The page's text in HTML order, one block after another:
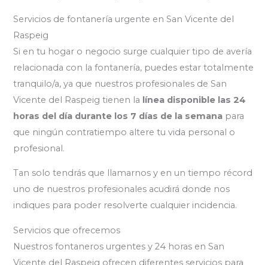
Servicios de fontanería urgente en San Vicente del
Raspeig
Si en tu hogar o negocio surge cualquier tipo de avería
relacionada con la fontanería, puedes estar totalmente
tranquilo/a, ya que nuestros profesionales de San
Vicente del Raspeig tienen la línea disponible las 24
horas del día durante los 7 días de la semana para
que ningún contratiempo altere tu vida personal o
profesional.
Tan solo tendrás que llamarnos y en un tiempo récord
uno de nuestros profesionales acudirá donde nos
indiques para poder resolverte cualquier incidencia.
Servicios que ofrecemos
Nuestros fontaneros urgentes y 24 horas en San
Vicente del Raspeig ofrecen diferentes servicios para